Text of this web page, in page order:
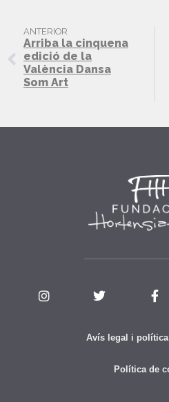
ANTERIOR
Arriba la cinquena
edició de la
València Dansa
Som Art
Avís legal i
Política de